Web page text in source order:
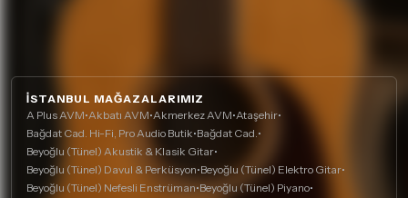
İSTANBUL MAĞAZALARIMIZ
A Plus AVM•Akbatı AVM•Akmerkez AVM•Ataşehir•
Bağdat Cad. Hi-Fi, Pro Audio Butik•Bağdat Cad.•
Beyoğlu (Tünel) Akustik & Klasik Gitar•
Beyoğlu (Tünel) Davul & Perküsyon•Beyoğlu (Tünel) Elektro Gitar•
Beyoğlu (Tünel) Nefesli Enstrüman•Beyoğlu (Tünel) Piyano•